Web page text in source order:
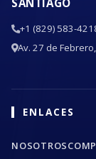
+1 (829) 583-
Av. 27 de
ENLACES
NOSOTROS